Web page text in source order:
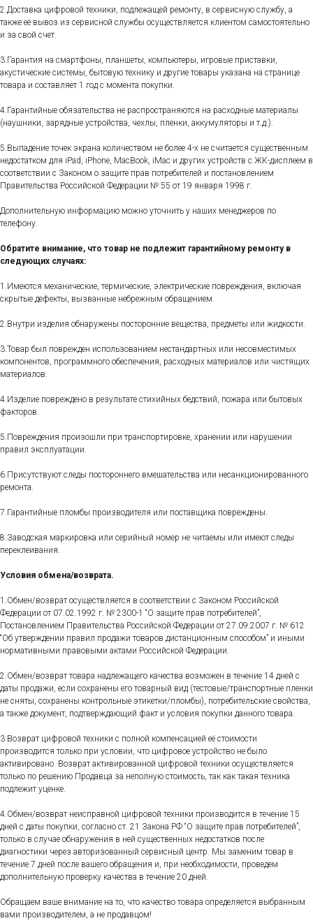
2.Доставка цифровой техники, подлежащей ремонту, в сервисную службу, а
также её вывоз из сервисной службы осуществляется клиентом самостоятельно
и за свой счет.
3.Гарантия на смартфоны, планшеты, компьютеры, игровые приставки,
акустические системы, бытовую технику и другие товары указана на странице
товара и составляет 1 год с момента покупки.
4.Гарантийные обязательства не распространяются на расходные материалы
(наушники, зарядные устройства, чехлы, пленки, аккумуляторы и т.д.).
5.Выпадение точек экрана количеством не более 4-х не считается существенным
недостатком для iPad, iPhone, MacBook, iMac и других устройств с ЖК-дисплеем в
соответствии с Законом о защите прав потребителей и постановлением
Правительства Российской Федерации № 55 от 19 января 1998 г.
Дополнительную информацию можно уточнить у наших менеджеров по
телефону.
Обратите внимание, что товар не подлежит гарантийному ремонту в
следующих случаях:
1.Имеются механические, термические, электрические повреждения, включая
скрытые дефекты, вызванные небрежным обращением.
2.Внутри изделия обнаружены посторонние вещества, предметы или жидкости.
3.Товар был поврежден использованием нестандартных или несовместимых
компонентов, программного обеспечения, расходных материалов или чистящих
материалов.
4.Изделие повреждено в результате стихийных бедствий, пожара или бытовых
факторов.
5.Повреждения произошли при транспортировке, хранении или нарушении
правил эксплуатации.
6.Присутствуют следы постороннего вмешательства или несанкционированного
ремонта.
7.Гарантийные пломбы производителя или поставщика повреждены.
8.Заводская маркировка или серийный номер не читаемы или имеют следы
переклеивания.
Условия обмена/возврата.
1.Обмен/возврат осуществляется в соответствии с Законом Российской
Федерации от 07.02.1992 г. № 2300-1 “О защите прав потребителей”,
Постановлением Правительства Российской Федерации от 27.09.2007 г. № 612
“Об утверждении правил продажи товаров дистанционным способом” и иными
нормативными правовыми актами Российской Федерации.
2.Обмен/возврат товара надлежащего качества возможен в течение 14 дней с
даты продажи, если сохранены его товарный вид (тестовые/транспортные пленки
не сняты, сохранены контрольные этикетки/пломбы), потребительские свойства,
а также документ, подтверждающий факт и условия покупки данного товара.
3.Возврат цифровой техники с полной компенсацией её стоимости
производится только при условии, что цифровое устройство не было
активировано. Возврат активированной цифровой техники осуществляется
только по решению Продавца за неполную стоимость, так как такая техника
подлежит уценке.
4.Обмен/возврат неисправной цифровой техники производится в течение 15
дней с даты покупки, согласно ст. 21 Закона РФ “О защите прав потребителей”,
только в случае обнаружения в ней существенных недостатков после
диагностики через авторизованный сервисный центр. Мы заменим товар в
течение 7 дней после вашего обращения и, при необходимости, проведем
дополнительную проверку качества в течение 20 дней.
Обращаем ваше внимание на то, что качество товара определяется выбранным
вами производителем, а не продавцом!